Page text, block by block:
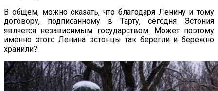
В общем, можно сказать, что благодаря Ленину и тому
договору, подписанному в Тарту, сегодня Эстония
является независимым государством. Может поэтому
именно этого Ленина эстонцы так берегли и бережно
хранили?